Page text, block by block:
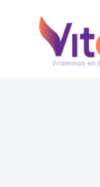
Contenido